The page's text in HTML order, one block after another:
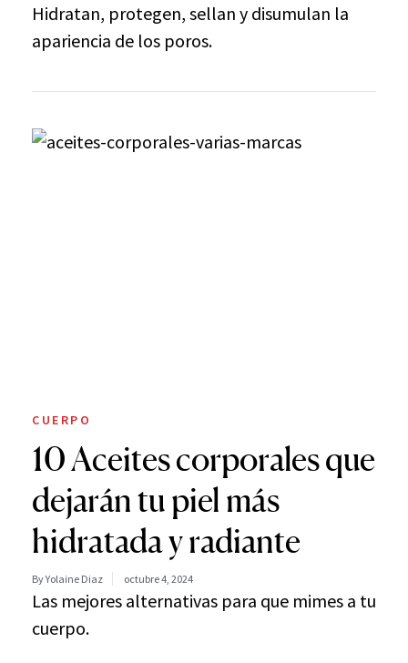
Hidratan, protegen, sellan y disumulan la
apariencia de los poros.
CUERPO
10 Aceites corporales que
dejarán tu piel más
hidratada y radiante
By Yolaine Diaz octubre 4, 2024
Las mejores alternativas para que mimes a tu
cuerpo.